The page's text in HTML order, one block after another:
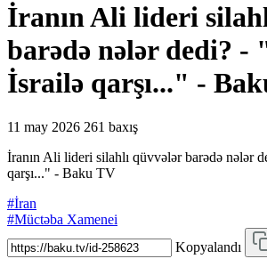
İranın Ali lideri
barədə nələr dedi? -
İsrailə qarşı..." -
11 may 2026 261 baxış
İranın Ali lideri silahlı qüvvələr barədə nələr
qarşı..." - Baku TV
#İran
#Müctəba Xamenei
Kopyalandı